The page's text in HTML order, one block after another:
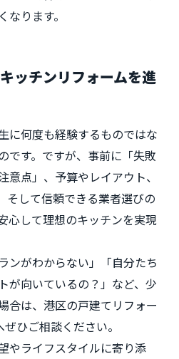
ります。
ッチンリフォームを進
に何度も経験するものではな
です。ですが、事前に「失敗
意点」、予算やレイアウト、
そして信頼できる業者選びの
心して理想のキッチンを実現
ンがわからない」「自分たち
が向いているの？」など、少
合は、港区の戸建てリフォー
ひご相談ください。
やライフスタイルに寄り添